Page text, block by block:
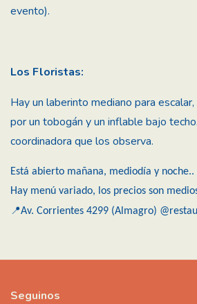
evento).
Los Floristas:
Hay un laberinto mediano para
por un tobogán y un inflable bajo
coordinadora que los observa.
Está abierto mañana, mediodía y noche..
Hay menú variado, los precios son
📍Av. Corrientes 4299 (Almagro)
Seguinos